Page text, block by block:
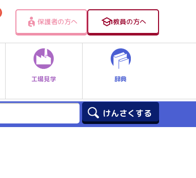
保護者の方へ 教員の方へ
工場見学 辞典